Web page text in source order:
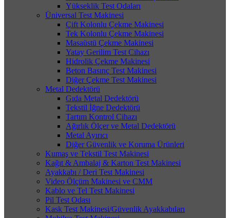
Yükseklik Test Odaları
Üniversal Test Makinesi
Çift Kolonlu Çekme Makinesi
Tek Kolonlu Çekme Makinesi
Masaüstü Çekme Makinesi
Yatay Gerilim Test Cihazı
Hidrolik Çekme Makinesi
Beton Basınç Test Makinesi
Diğer Çekme Test Makinesi
Metal Dedektörü
Gıda Metal Dedektörü
Tekstil İğne Dedektörü
Tartım Kontrol Cihazı
Ağırlık Ölçer ve Metal Dedektörü
Metal Ayırıcı
Diğer Güvenlik ve Koruma Ürünleri
Kumaş ve Tekstil Test Makinesi
Kağıt & Ambalaj & Karton Test Makinesi
Ayakkabı / Deri Test Makinesi
Video Ölçüm Makinesi ve CMM
Kablo ve Tel Test Makinesi
Pil Test Odası
Kask Test Makinesi/Güvenlik Ayakkabıları